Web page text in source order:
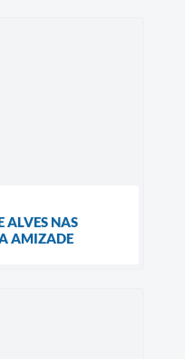
ALVES NAS
AMIZADE